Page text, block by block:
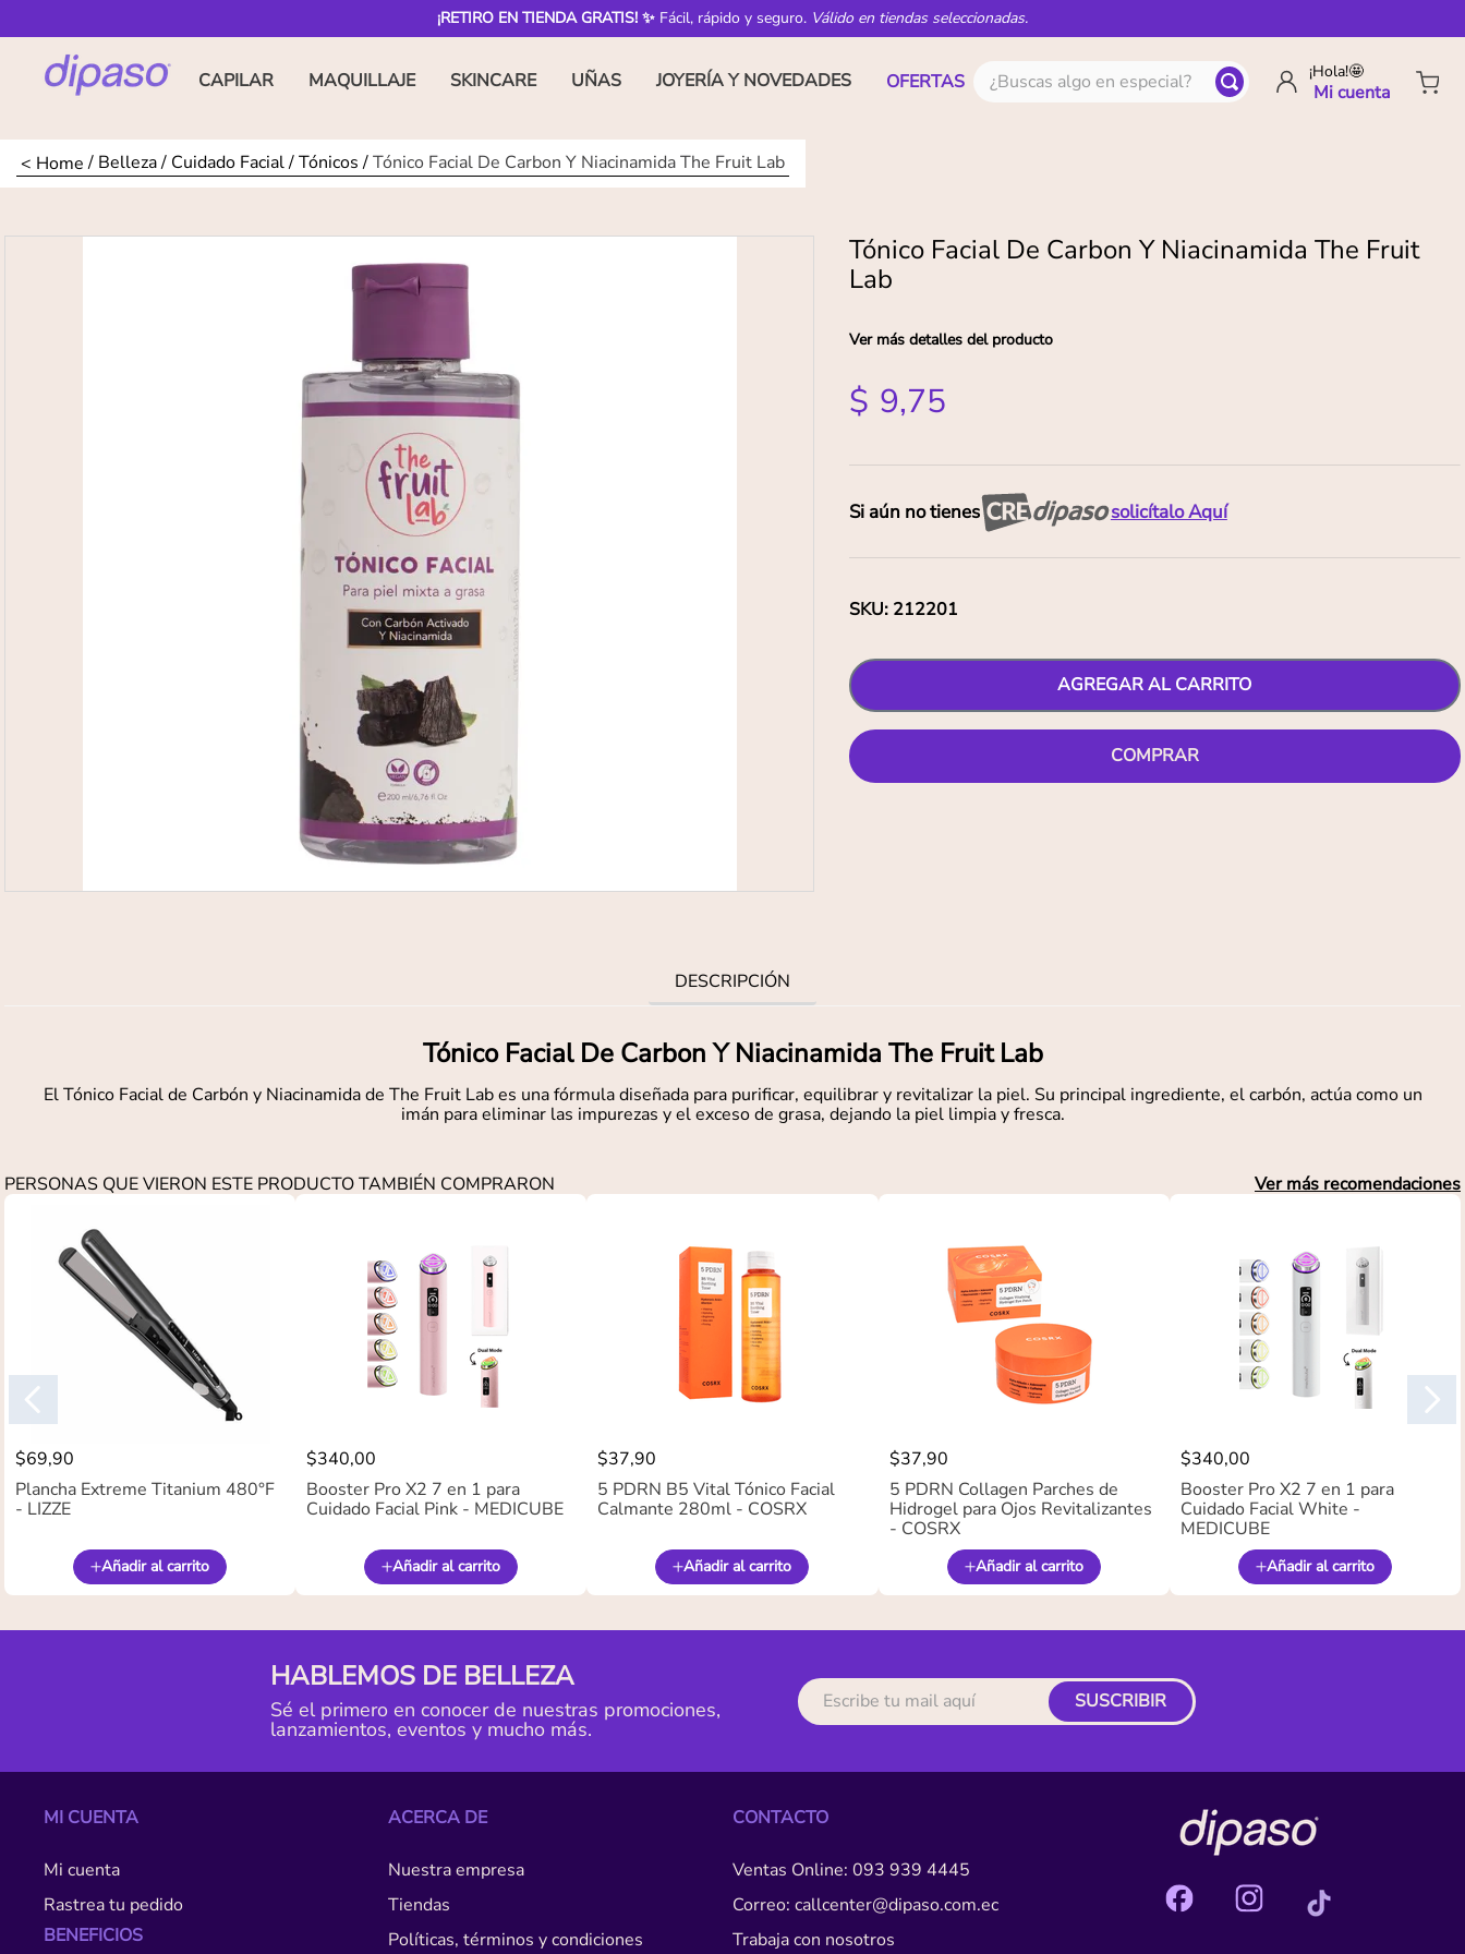
¡RETIRO EN TIENDA GRATIS! ✨ Fácil, rápido y seguro. Válido en tiendas seleccionadas.
CAPILAR MAQUILLAJE SKINCARE UÑAS JOYERÍA Y NOVEDADES OFERTAS ¿Buscas algo en especial? ¡Hola!🤩
Belleza Cuidado Facial Tónicos Tónico Facial De Carbon Y Niacinamida The Fruit Lab
Tónico Facial De Carbon Y Niacinamida The Fruit
Lab
Ver más detalles del producto
$ 9,75
Si aún no tienes solicítalo Aquí
SKU: 212201
AGREGAR AL CARRITO
COMPRAR
DESCRIPCIÓN
Tónico Facial De Carbon Y Niacinamida The Fruit Lab
El Tónico Facial de Carbón y Niacinamida de The Fruit Lab es una fórmula diseñada para purificar, equilibrar y revitalizar la piel. Su principal ingrediente, el carbón, actúa como un
imán para eliminar las impurezas y el exceso de grasa, dejando la piel limpia y fresca.
PERSONAS QUE VIERON ESTE PRODUCTO TAMBIÉN COMPRARON Ver más recomendaciones
$69,90
Plancha Extreme Titanium 480°F
- LIZZE
Añadir al carrito
$340,00
Booster Pro X2 7 en 1 para
Cuidado Facial Pink - MEDICUBE
Añadir al carrito
$37,90
5 PDRN B5 Vital Tónico Facial
Calmante 280ml - COSRX
Añadir al carrito
$37,90
5 PDRN Collagen Parches de
Hidrogel para Ojos Revitalizantes
- COSRX
Añadir al carrito
$340,00
Booster Pro X2 7 en 1 para
Cuidado Facial White -
MEDICUBE
Añadir al carrito
HABLEMOS DE BELLEZA
Sé el primero en conocer de nuestras promociones,
lanzamientos, eventos y mucho más.
SUSCRIBIR
MI CUENTA
Mi cuenta
Rastrea tu pedido
BENEFICIOS
ACERCA DE
Nuestra empresa
Tiendas
Políticas, términos y condiciones
CONTACTO
Ventas Online: 093 939 4445
Correo: callcenter@dipaso.com.ec
Trabaja con nosotros